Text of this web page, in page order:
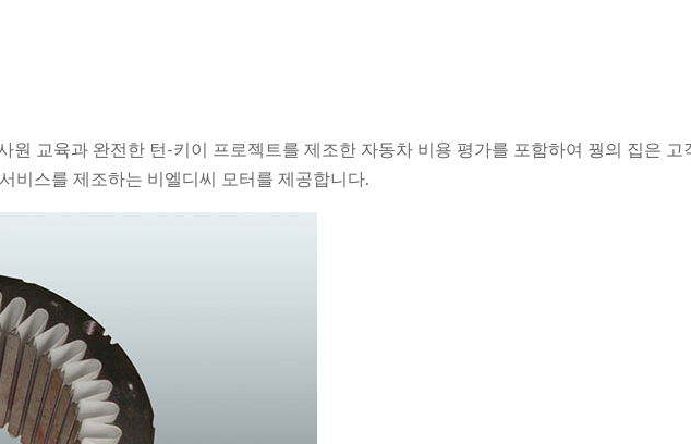
원 교육과 완전한 턴-키이 프로젝트를 제조한 자동차 비용 평가를 포함하여 꿩의 집은
비스를 제조하는 비엘디씨 모터를 제공합니다.